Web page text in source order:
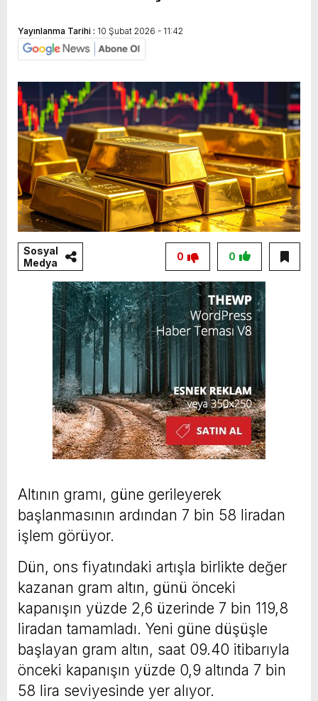
Yayınlanma Tarihi : 10 Şubat 2026 - 11:42
Sosyal
Medya
0
0
Altının gramı, güne gerileyerek
başlanmasının ardından 7 bin 58 liradan
işlem görüyor.
Dün, ons fiyatındaki artışla birlikte değer
kazanan gram altın, günü önceki
kapanışın yüzde 2,6 üzerinde 7 bin 119,8
liradan tamamladı. Yeni güne düşüşle
başlayan gram altın, saat 09.40 itibarıyla
önceki kapanışın yüzde 0,9 altında 7 bin
58 lira seviyesinde yer alıyor.